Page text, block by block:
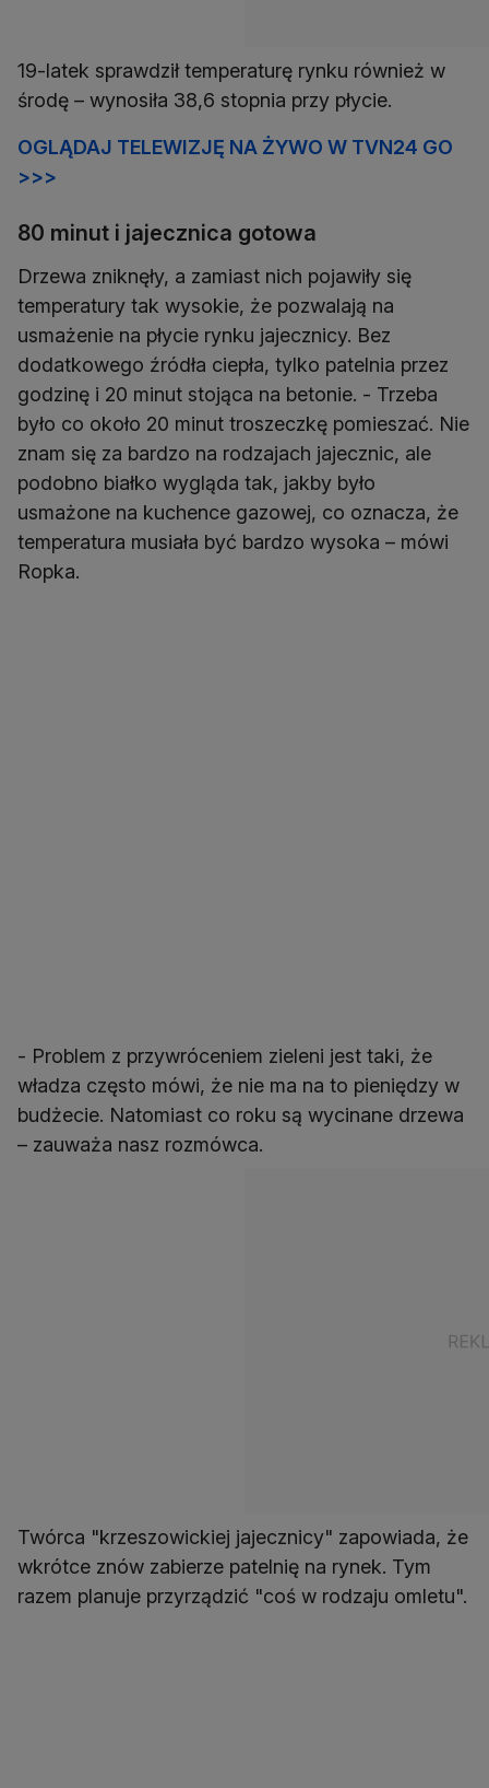
19-latek sprawdził temperaturę rynku również w
środę – wynosiła 38,6 stopnia przy płycie.
OGLĄDAJ TELEWIZJĘ NA ŻYWO W TVN24 GO
>>>
80 minut i jajecznica gotowa
Drzewa zniknęły, a zamiast nich pojawiły się
temperatury tak wysokie, że pozwalają na
usmażenie na płycie rynku jajecznicy. Bez
dodatkowego źródła ciepła, tylko patelnia przez
godzinę i 20 minut stojąca na betonie. - Trzeba
było co około 20 minut troszeczkę pomieszać. Nie
znam się za bardzo na rodzajach jajecznic, ale
podobno białko wygląda tak, jakby było
usmażone na kuchence gazowej, co oznacza, że
temperatura musiała być bardzo wysoka – mówi
Ropka.
- Problem z przywróceniem zieleni jest taki, że
władza często mówi, że nie ma na to pieniędzy w
budżecie. Natomiast co roku są wycinane drzewa
– zauważa nasz rozmówca.
Twórca "krzeszowickiej jajecznicy" zapowiada, że
wkrótce znów zabierze patelnię na rynek. Tym
razem planuje przyrządzić "coś w rodzaju omletu".